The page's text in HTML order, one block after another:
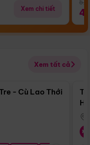
Xem chi tiết
Xem tất cả
Điểm nổi bật
- Cù Lao Thới